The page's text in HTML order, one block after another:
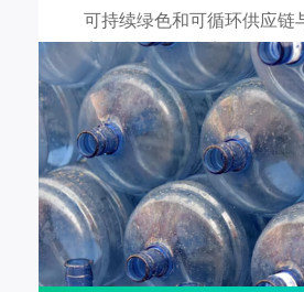
可持续绿色和可循环供应链
案例丨消费后废弃PC水桶回
宁波坚锋新材料有限公司与合作伙伴
和可循环回收供应链与技术解决方案
供不同的创新回收与解决方案。 坚锋
作消费后废弃桶装水瓶子的回收业务
的龙头企业，娃哈哈每年产生数百万
水桶，坚锋®一站式回收供应链与数字
废弃水桶并通过先进循环利用技术转
产品并与合作伙伴一起应用到更多的
用创新与突破。